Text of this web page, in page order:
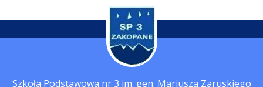
Szkoła Podstawowa nr 3 im. gen. Mariusza Zaruskiego